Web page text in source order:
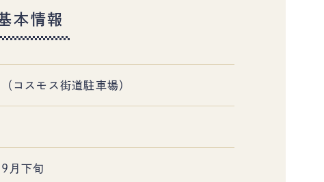
本情報
コスモス街道駐車場）
月下旬